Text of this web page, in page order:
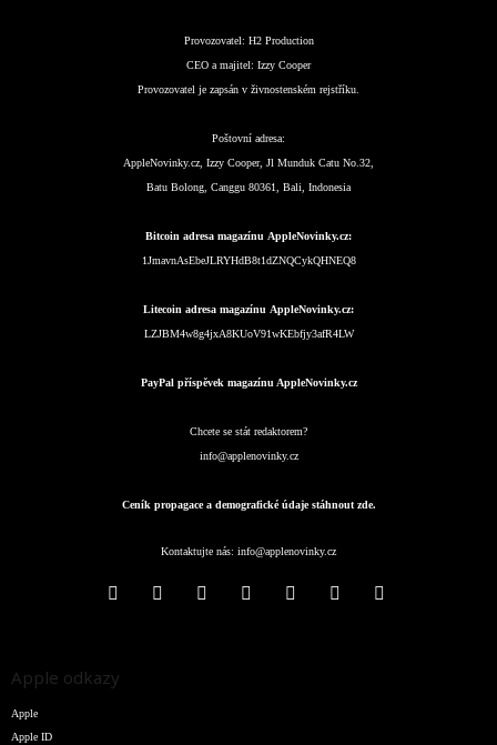
Provozovatel: H2 Production
CEO a majitel: Izzy Cooper
Provozovatel je zapsán v živnostenském rejstříku.
Poštovní adresa:
AppleNovinky.cz, Izzy Cooper, Jl Munduk Catu No.32,
Batu Bolong, Canggu 80361, Bali, Indonesia
Bitcoin adresa magazínu AppleNovinky.cz:
1JmavnAsEbeJLRYHdB8t1dZNQCykQHNEQ8
Litecoin adresa magazínu AppleNovinky.cz:
LZJBM4w8g4jxA8KUoV91wKEbfjy3afR4LW
PayPal příspěvek magazínu AppleNovinky.cz
Chcete se stát redaktorem?
info@applenovinky.cz
Ceník propagace a demografické údaje stáhnout zde.
Kontaktujte nás: info@applenovinky.cz
Apple odkazy
Apple
Apple ID